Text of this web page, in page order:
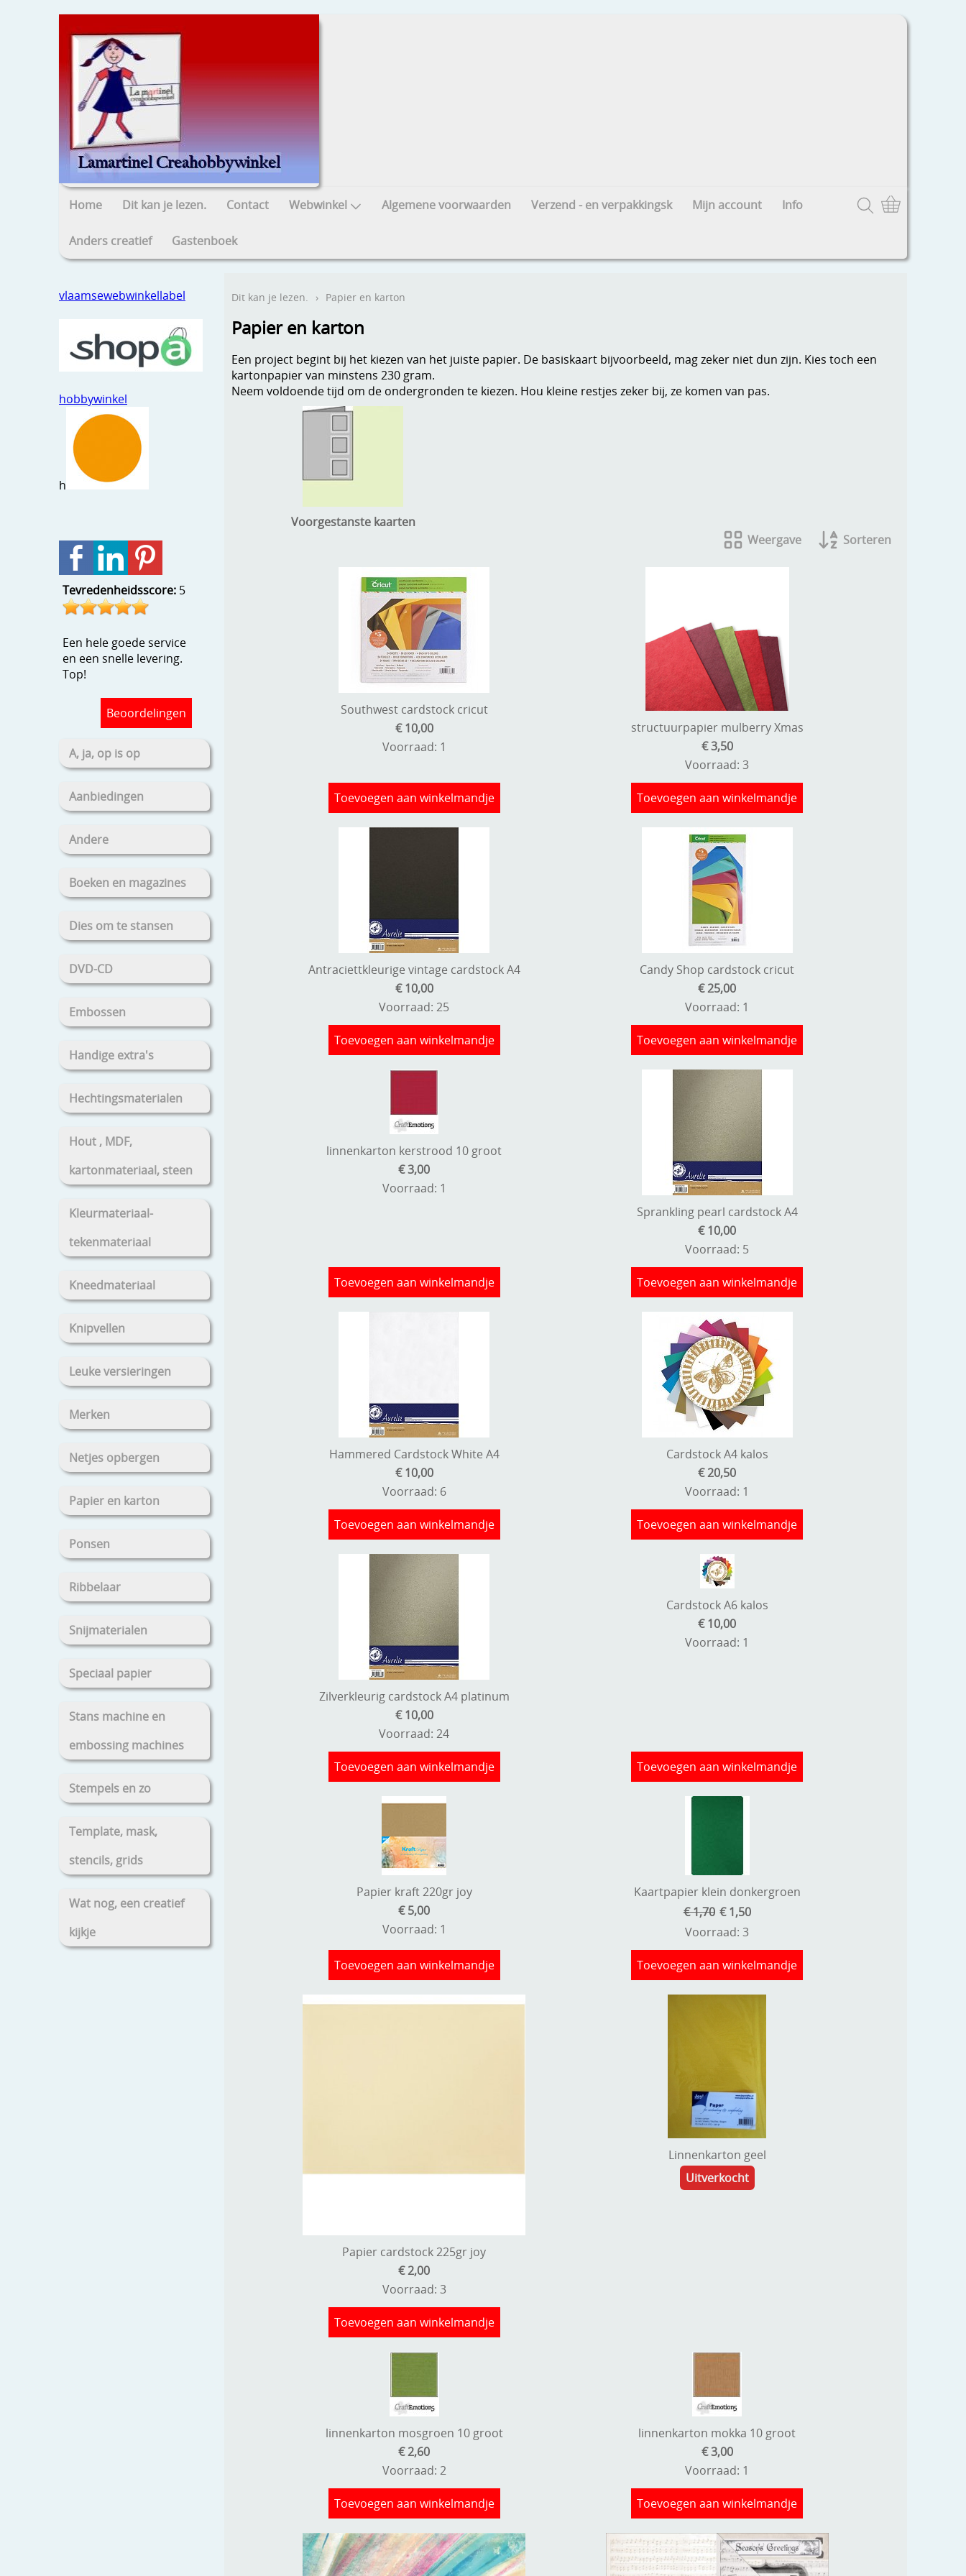
Home Dit kan je lezen. Contact Webwinkel Algemene voorwaarden Verzend - en verpakkingsk Mijn account Info
Anders creatief Gastenboek
vlaamsewebwinkellabel
hobbywinkel
h
Tevredenheidsscore: 5
Een hele goede service
en een snelle levering.
Top!
Beoordelingen
A, ja, op is op
Aanbiedingen
Andere
Boeken en magazines
Dies om te stansen
DVD-CD
Embossen
Handige extra's
Hechtingsmaterialen
Hout , MDF,
kartonmateriaal, steen
Kleurmateriaal-
tekenmateriaal
Kneedmateriaal
Knipvellen
Leuke versieringen
Merken
Netjes opbergen
Papier en karton
Ponsen
Ribbelaar
Snijmaterialen
Speciaal papier
Stans machine en
embossing machines
Stempels en zo
Template, mask,
stencils, grids
Wat nog, een creatief
kijkje
Dit kan je lezen. › Papier en karton
Papier en karton
Een project begint bij het kiezen van het juiste papier. De basiskaart bijvoorbeeld, mag zeker niet dun zijn. Kies toch een
kartonpapier van minstens 230 gram.
Neem voldoende tijd om de ondergronden te kiezen. Hou kleine restjes zeker bij, ze komen van pas.
Voorgestanste kaarten
Weergave
Sorteren
Southwest cardstock cricut
€ 10,00
Voorraad: 1
Toevoegen aan winkelmandje
structuurpapier mulberry Xmas
€ 3,50
Voorraad: 3
Toevoegen aan winkelmandje
Antraciettkleurige vintage cardstock A4
€ 10,00
Voorraad: 25
Toevoegen aan winkelmandje
Candy Shop cardstock cricut
€ 25,00
Voorraad: 1
Toevoegen aan winkelmandje
linnenkarton kerstrood 10 groot
€ 3,00
Voorraad: 1
Toevoegen aan winkelmandje
Sprankling pearl cardstock A4
€ 10,00
Voorraad: 5
Toevoegen aan winkelmandje
Hammered Cardstock White A4
€ 10,00
Voorraad: 6
Toevoegen aan winkelmandje
Cardstock A4 kalos
€ 20,50
Voorraad: 1
Toevoegen aan winkelmandje
Zilverkleurig cardstock A4 platinum
€ 10,00
Voorraad: 24
Toevoegen aan winkelmandje
Cardstock A6 kalos
€ 10,00
Voorraad: 1
Toevoegen aan winkelmandje
Papier kraft 220gr joy
€ 5,00
Voorraad: 1
Toevoegen aan winkelmandje
Kaartpapier klein donkergroen
€ 1,70 € 1,50
Voorraad: 3
Toevoegen aan winkelmandje
Papier cardstock 225gr joy
€ 2,00
Voorraad: 3
Toevoegen aan winkelmandje
Linnenkarton geel
Uitverkocht
linnenkarton mosgroen 10 groot
€ 2,60
Voorraad: 2
Toevoegen aan winkelmandje
linnenkarton mokka 10 groot
€ 3,00
Voorraad: 1
Toevoegen aan winkelmandje